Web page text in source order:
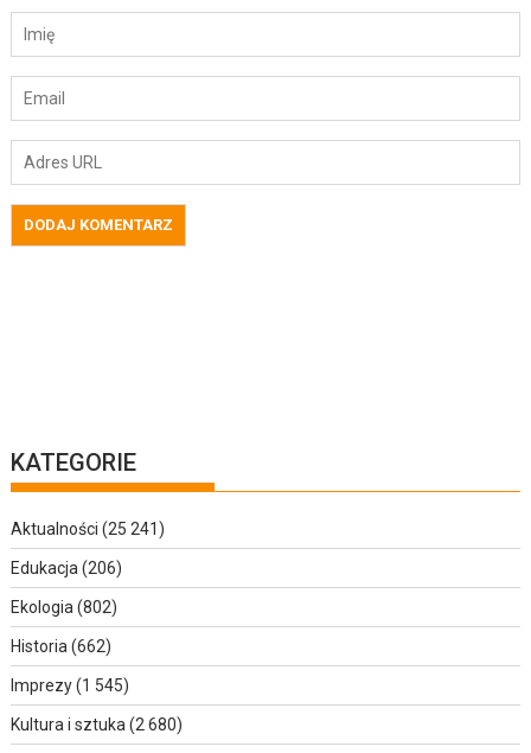
KATEGORIE
Aktualności (25 241)
Edukacja(206)
Ekologia(802)
Historia(662)
Imprezy(1 545)
Kultura i sztuka(2 680)